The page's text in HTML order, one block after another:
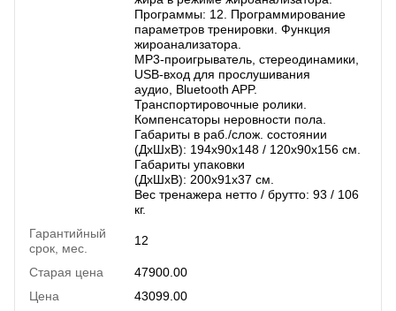
Программы: 12. Программирование
параметров тренировки. Функция
жироанализатора.
MP3-проигрыватель, стереодинамики,
USB-вход для прослушивания
аудио, Bluetooth APP.
Транспортировочные ролики.
Компенсаторы неровности пола.
Габариты в раб./слож. состоянии
(ДхШхВ): 194х90х148 / 120х90х156 см.
Габариты упаковки
(ДхШхВ): 200х91х37 см.
Вес тренажера нетто / брутто: 93 / 106
кг.
Гарантийный
срок, мес.
12
Старая цена
47900.00
Цена
43099.00